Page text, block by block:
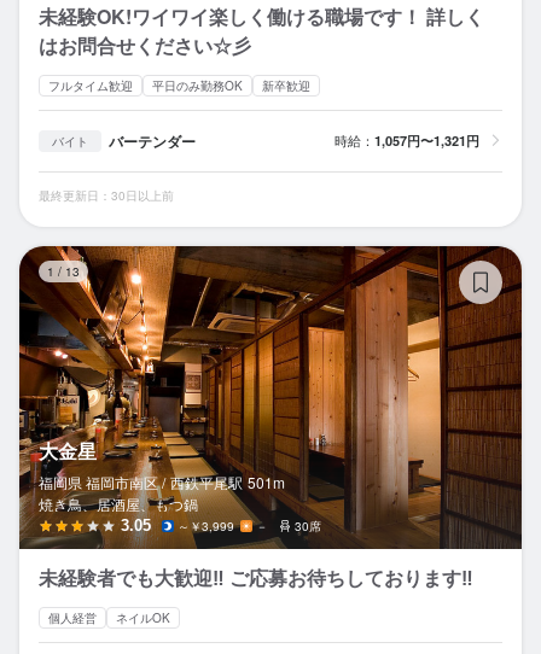
未経験OK!ワイワイ楽しく働ける職場です！ 詳しく
はお問合せください☆彡
フルタイム歓迎 平日のみ勤務OK 新卒歓迎
バイト バーテンダー 時給： 1,057円〜1,321円
最終更新日：30日以上前
1 / 13
大金星
福岡県 福岡市南区 / 西鉄平尾駅 501m
焼き鳥、居酒屋、もつ鍋
3.05 ～￥3,999 － 30席
未経験者でも大歓迎‼︎ ご応募お待ちしております‼︎
個人経営 ネイルOK